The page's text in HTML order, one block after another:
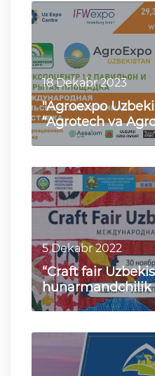
18 Dekabr 2023
"Agroexpo
“Agrotech va
қишлоқ
5 Dekabr 2022
“Craft fair
hunarmandchilik
texnologiyalari